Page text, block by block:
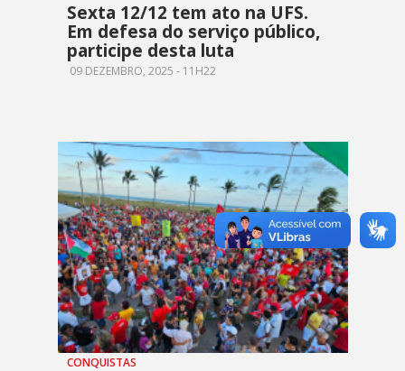
Sexta 12/12 tem ato na UFS.
Em defesa do serviço público,
participe desta luta
09 DEZEMBRO, 2025 - 11H22
CONQUISTAS